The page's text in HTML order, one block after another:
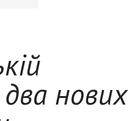
нових